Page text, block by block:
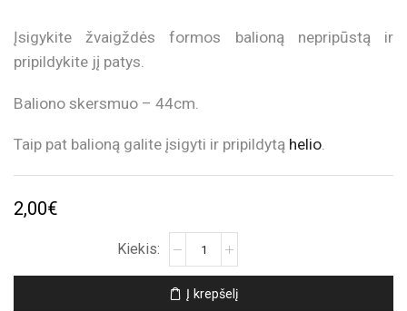
Įsigykite žvaigždės formos balioną nepripūstą ir
pripildykite jį patys.
Baliono skersmuo – 44cm.
Taip pat balioną galite įsigyti ir pripildytą helio.
2,00€
Juodas
folinis
Į krepšelį